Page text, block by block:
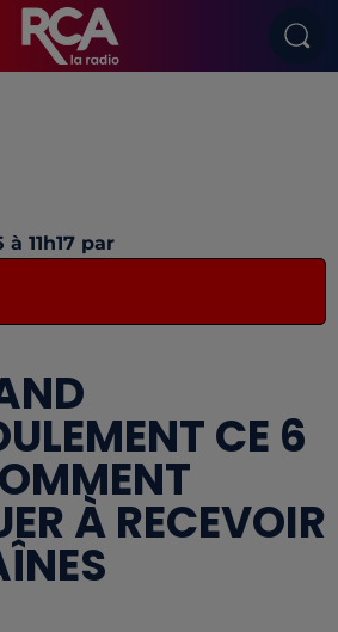
11h17 par
CE 6
À RECEVOIR